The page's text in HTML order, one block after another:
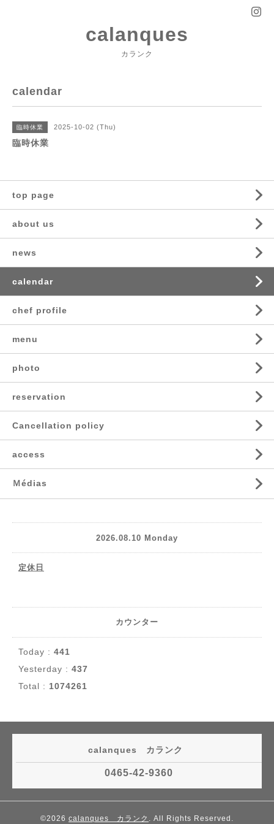
calanques
カランク
calendar
臨時休業 2025-10-02 (Thu)
臨時休業
top page
about us
news
calendar
chef profile
menu
photo
reservation
Cancellation policy
access
Ｍédias
2026.08.10 Monday
定休日
カウンター
Today : 441
Yesterday : 437
Total : 1074261
calanques カランク
0465-42-9360
©2026 calanques カランク . All Rights Reserved.